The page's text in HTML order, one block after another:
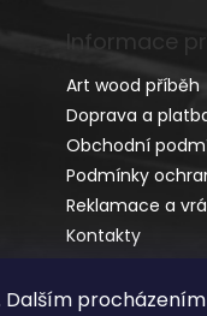
Dalším procházením
Informace
Art wood příběh
Doprava a
Obchodní
Podmínky
Reklamace a
Kontakty